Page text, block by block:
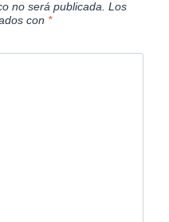
no será publicada. Los
con *